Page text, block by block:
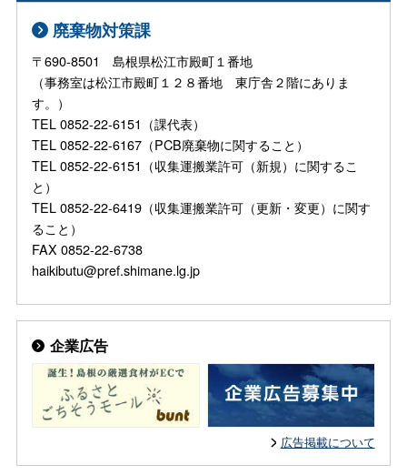
廃棄物対策課
〒690-8501 島根県松江市殿町１番地
（事務室は松江市殿町１２８番地 東庁舎２階にありま
す。）
TEL 0852-22-6151（課代表）
TEL 0852-22-6167（PCB廃棄物に関すること）
TEL 0852-22-6151（収集運搬業許可（新規）に関するこ
と）
TEL 0852-22-6419（収集運搬業許可（更新・変更）に関す
ること）
FAX 0852-22-6738
haikibutu@pref.shimane.lg.jp
企業広告
広告掲載について